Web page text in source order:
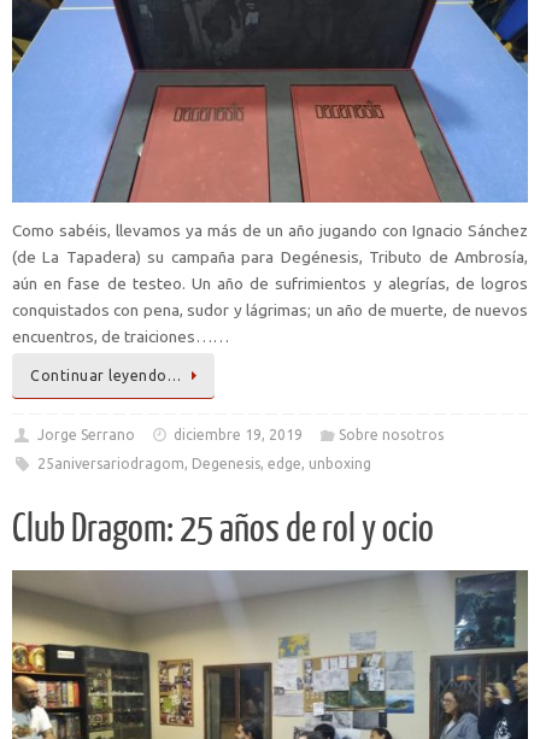
Como sabéis, llevamos ya más de un año jugando con Ignacio Sánchez
(de La Tapadera) su campaña para Degénesis, Tributo de Ambrosía,
aún en fase de testeo. Un año de sufrimientos y alegrías, de logros
conquistados con pena, sudor y lágrimas; un año de muerte, de nuevos
encuentros, de traiciones……
Continuar leyendo…
Jorge Serrano diciembre 19, 2019
Sobre nosotros
25aniversariodragom, Degenesis, edge, unboxing
Club Dragom: 25 años de rol y ocio